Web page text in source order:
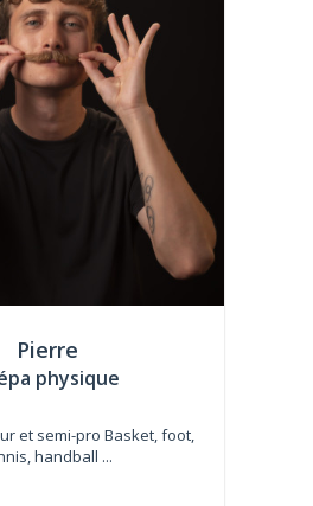
Pierre
physique
et semi-pro Basket, foot,
handball ...